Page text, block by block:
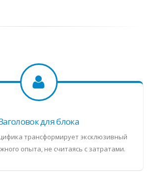
для блока
трансформирует эксклюзивный
опыта, не считаясь с затратами.